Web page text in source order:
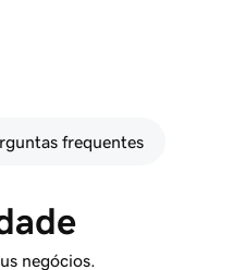
frequentes
negócios.